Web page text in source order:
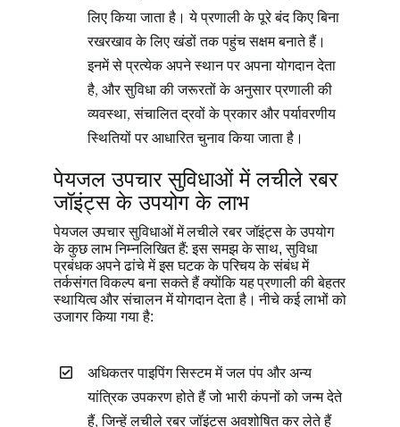
लिए किया जाता है। ये प्रणाली के पूरे बंद किए बिना
रखरखाव के लिए खंडों तक पहुंच सक्षम बनाते हैं।
इनमें से प्रत्येक अपने स्थान पर अपना योगदान देता
है, और सुविधा की जरूरतों के अनुसार प्रणाली की
व्यवस्था, संचालित द्रवों के प्रकार और पर्यावरणीय
स्थितियों पर आधारित चुनाव किया जाता है।
पेयजल उपचार सुविधाओं में लचीले रबर
जॉइंट्स के उपयोग के लाभ
पेयजल उपचार सुविधाओं में लचीले रबर जॉइंट्स के उपयोग
के कुछ लाभ निम्नलिखित हैं: इस समझ के साथ, सुविधा
प्रबंधक अपने ढांचे में इस घटक के परिचय के संबंध में
तर्कसंगत विकल्प बना सकते हैं क्योंकि यह प्रणाली की बेहतर
स्थायित्व और संचालन में योगदान देता है। नीचे कई लाभों को
उजागर किया गया है:
अधिकतर पाइपिंग सिस्टम में जल पंप और अन्य
यांत्रिक उपकरण होते हैं जो भारी कंपनों को जन्म देते
हैं, जिन्हें लचीले रबर जॉइंट्स अवशोषित कर लेते हैं